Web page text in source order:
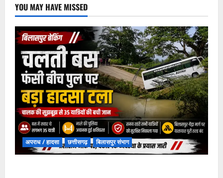
YOU MAY HAVE MISSED
अपराध / हादसा छत्तीसगढ़ बिलासपुर संभाग